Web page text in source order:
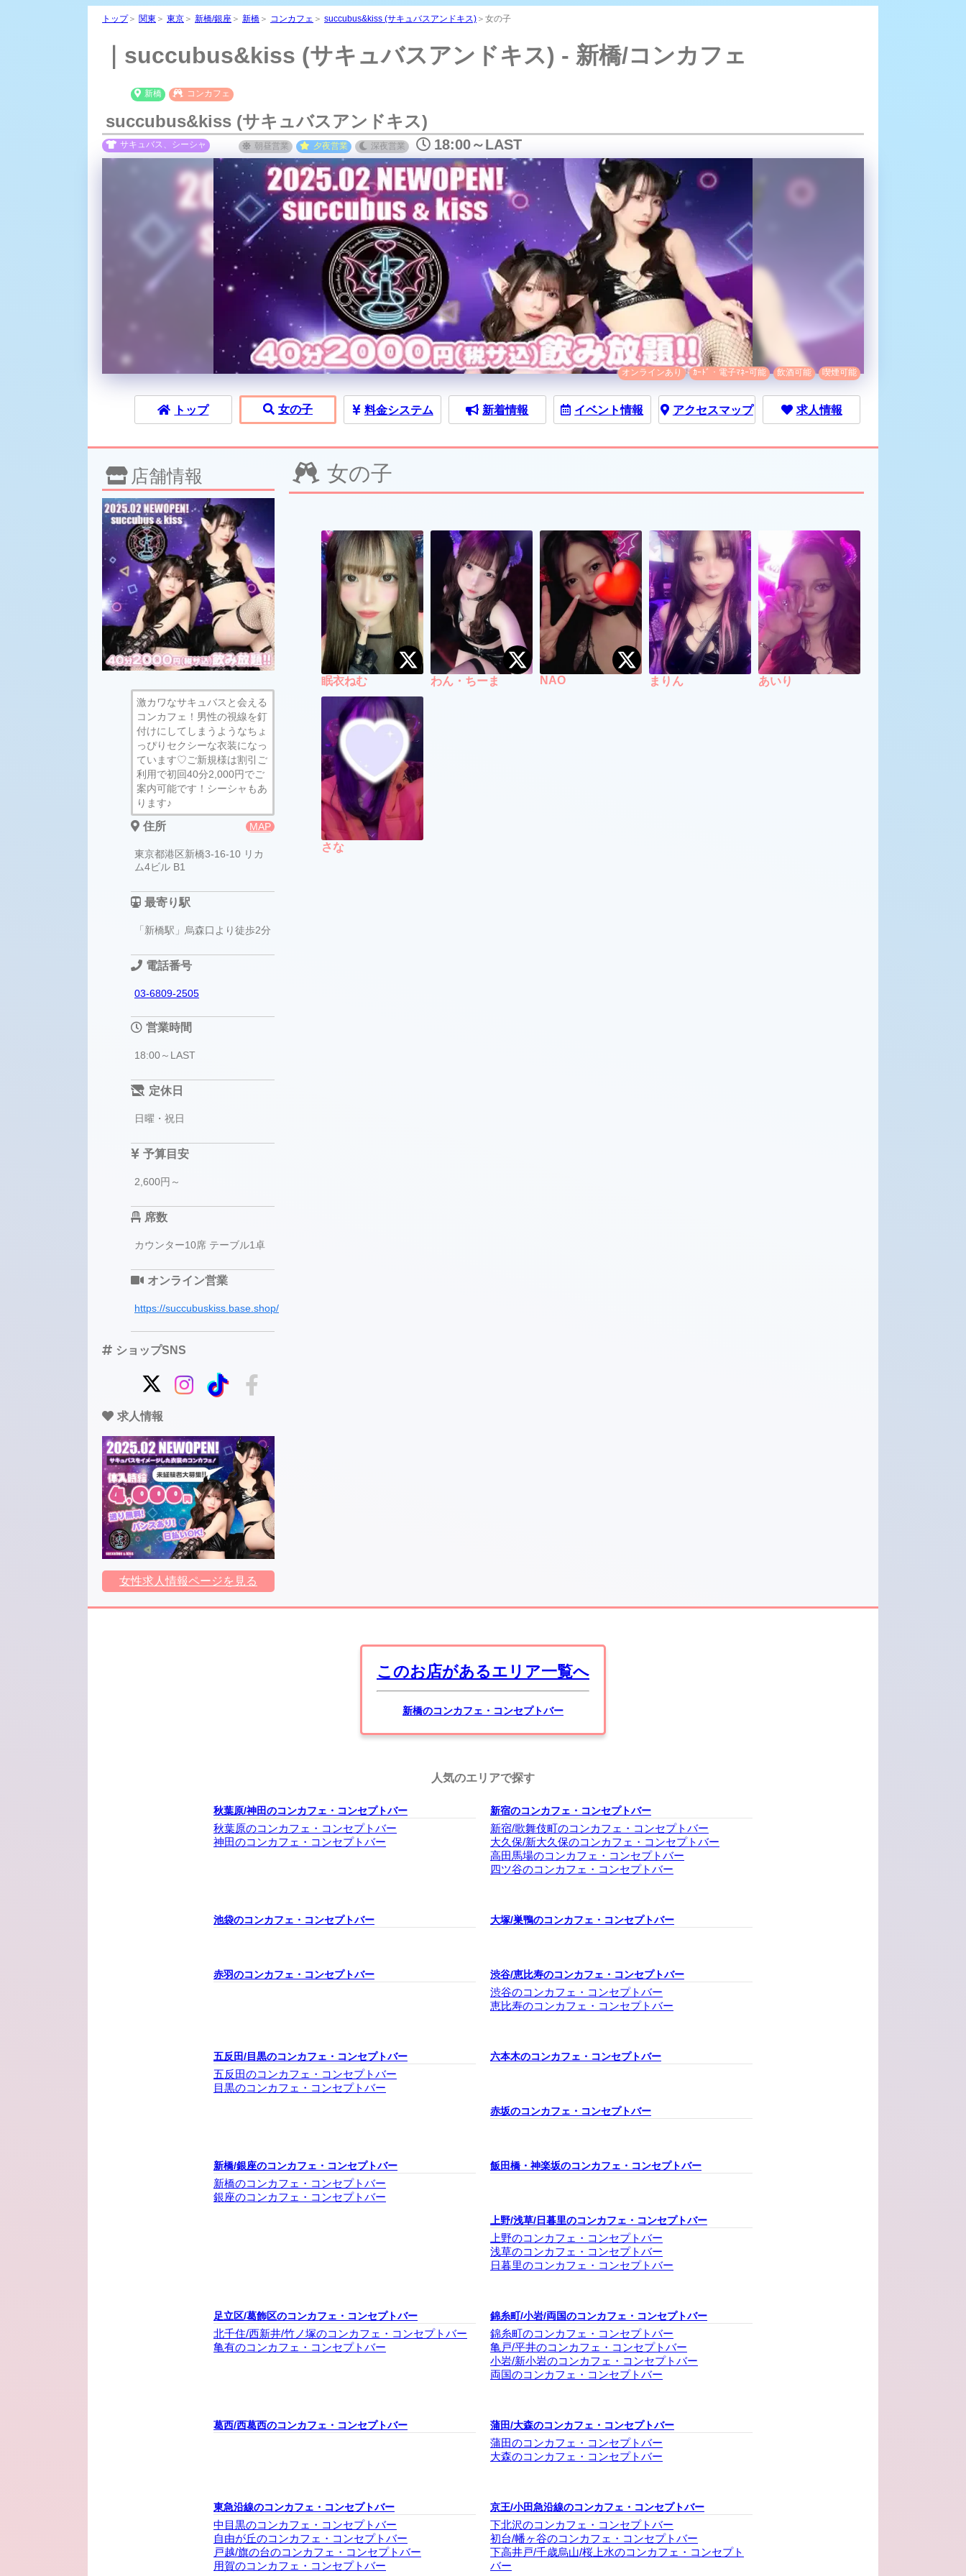
トップ＞ 関東 ＞ 東京 ＞ 新橋/銀座 ＞ 新橋 ＞ コンカフェ ＞ succubus&kiss (サキュバスアンドキス) ＞女の子
｜succubus&kiss (サキュバスアンドキス) - 新橋/コンカフェ
新橋 コンカフェ
succubus&kiss (サキュバスアンドキス)
サキュバス、シーシャ 朝昼営業 夕夜営業 深夜営業 18:00～LAST
オンラインあり ｶｰﾄﾞ・電子ﾏﾈｰ可能 飲酒可能 喫煙可能
トップ 女の子 料金システム 新着情報 イベント情報 アクセスマップ 求人情報
店舗情報
激カワなサキュバスと会える
コンカフェ！男性の視線を釘
付けにしてしまうようなちょ
っぴりセクシーな衣装になっ
ています♡ご新規様は割引ご
利用で初回40分2,000円でご
案内可能です！シーシャもあ
ります♪
住所
東京都港区新橋3-16-10 リカ
ム4ビル B1
MAP
最寄り駅
「新橋駅」烏森口より徒歩2分
電話番号
03-6809-2505
営業時間
18:00～LAST
定休日
日曜・祝日
予算目安
2,600円～
席数
カウンター10席 テーブル1卓
オンライン営業
https://succubuskiss.base.shop/
ショップSNS
求人情報
女性求人情報ページを見る
女の子
眠衣ねむ わん・ちーま NAO まりん あいり
さな
このお店があるエリア一覧へ
新橋のコンカフェ・コンセプトバー
人気のエリアで探す
秋葉原/神田のコンカフェ・コンセプトバー
秋葉原のコンカフェ・コンセプトバー
神田のコンカフェ・コンセプトバー
新宿のコンカフェ・コンセプトバー
新宿/歌舞伎町のコンカフェ・コンセプトバー
大久保/新大久保のコンカフェ・コンセプトバー
高田馬場のコンカフェ・コンセプトバー
四ツ谷のコンカフェ・コンセプトバー
池袋のコンカフェ・コンセプトバー 大塚/巣鴨のコンカフェ・コンセプトバー
赤羽のコンカフェ・コンセプトバー 渋谷/恵比寿のコンカフェ・コンセプトバー
渋谷のコンカフェ・コンセプトバー
恵比寿のコンカフェ・コンセプトバー
五反田/目黒のコンカフェ・コンセプトバー
五反田のコンカフェ・コンセプトバー
目黒のコンカフェ・コンセプトバー
六本木のコンカフェ・コンセプトバー
赤坂のコンカフェ・コンセプトバー
新橋/銀座のコンカフェ・コンセプトバー
新橋のコンカフェ・コンセプトバー
銀座のコンカフェ・コンセプトバー
飯田橋・神楽坂のコンカフェ・コンセプトバー
上野/浅草/日暮里のコンカフェ・コンセプトバー
上野のコンカフェ・コンセプトバー
浅草のコンカフェ・コンセプトバー
日暮里のコンカフェ・コンセプトバー
足立区/葛飾区のコンカフェ・コンセプトバー
北千住/西新井/竹ノ塚のコンカフェ・コンセプトバー
亀有のコンカフェ・コンセプトバー
錦糸町/小岩/両国のコンカフェ・コンセプトバー
錦糸町のコンカフェ・コンセプトバー
亀戸/平井のコンカフェ・コンセプトバー
小岩/新小岩のコンカフェ・コンセプトバー
両国のコンカフェ・コンセプトバー
葛西/西葛西のコンカフェ・コンセプトバー 蒲田/大森のコンカフェ・コンセプトバー
蒲田のコンカフェ・コンセプトバー
大森のコンカフェ・コンセプトバー
東急沿線のコンカフェ・コンセプトバー
中目黒のコンカフェ・コンセプトバー
自由が丘のコンカフェ・コンセプトバー
戸越/旗の台のコンカフェ・コンセプトバー
用賀のコンカフェ・コンセプトバー
京王/小田急沿線のコンカフェ・コンセプトバー
下北沢のコンカフェ・コンセプトバー
初台/幡ヶ谷のコンカフェ・コンセプトバー
下高井戸/千歳烏山/桜上水のコンカフェ・コンセプト
バー